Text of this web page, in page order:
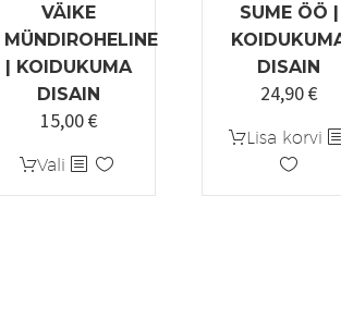
VÄIKE
MÜNDIROHELINE
| KOIDUKUMA
DISAIN
15,00€
Vali Sellel
tootel
SUME ÖÖ |
DISAIN
24,90€
Lisa korvi